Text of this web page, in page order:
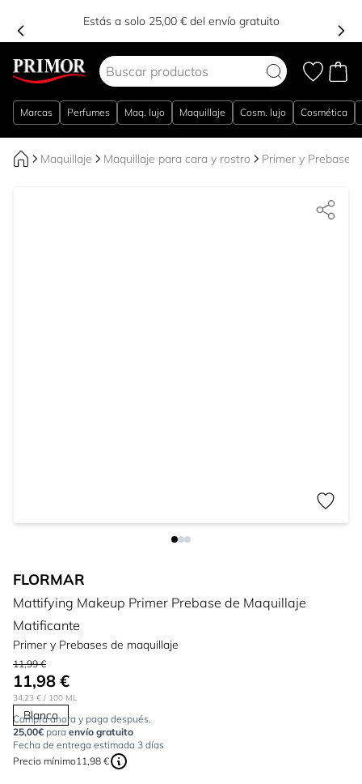
Estás a solo 25,00 € del envío gratuito
Marcas Perfumes Maq. lujo Maquillaje Cosm. lujo Cosmética
Maquillaje Maquillaje para cara y rostro Primer y Prebases
FLORMAR
Mattifying Makeup Primer Prebase de Maquillaje
Matificante
Primer y Prebases de maquillaje
11,99 €
11,98 €
34,23 € / 100 ML
Blanco
Compra ahora y paga después.
25,00€ para envío gratuito
Fecha de entrega estimada 3 días
Precio mínimo11,98 €